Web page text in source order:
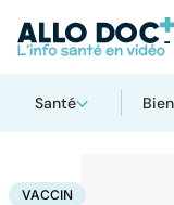
Santé
AccueilSanté
VACCIN